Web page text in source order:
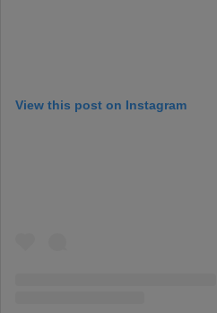
View this post on Instagram